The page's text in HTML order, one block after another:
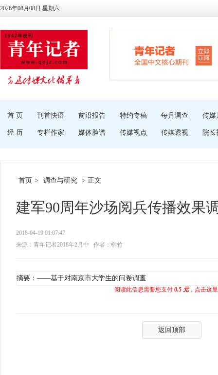
2026年08月08日 星期六
首 页 刊首快语 前沿报告 特约专稿 每月调查 传媒
经 历 专栏作家 媒体脸谱 传媒视点 传媒透视 院长
首页 > 调查与研究 > 正文
建军90周年沙场阅兵传播效果
2018-04-19 01:07:47
来源：青年记者2018年2月中
作者：柳竹
摘要：——基于对南京市大学生的问卷调查
阅读此信息需要您支付 0.5 元，点击这
返回顶部